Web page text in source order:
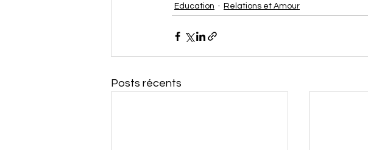
Education Relations et Amour
Posts récents